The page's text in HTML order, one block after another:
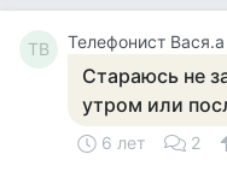
ТВ Телефонист Вася.а
Стараюсь не
утром или
6 лет 2